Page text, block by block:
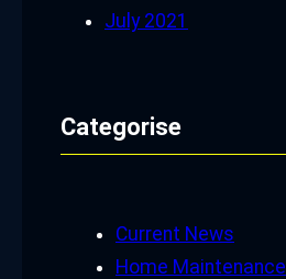
July 2021
Categorise
Current News
Home Maintenance